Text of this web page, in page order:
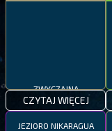
ZWYCZAJNA
CZYTAJ WIĘCEJ
JEZIORO NIKARAGUA